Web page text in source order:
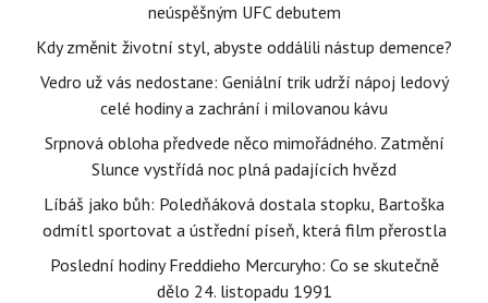
neúspěšným UFC debutem
Kdy změnit životní styl, abyste oddálili nástup demence?
Vedro už vás nedostane: Geniální trik udrží nápoj ledový
celé hodiny a zachrání i milovanou kávu
Srpnová obloha předvede něco mimořádného. Zatmění
Slunce vystřídá noc plná padajících hvězd
Líbáš jako bůh: Poledňáková dostala stopku, Bartoška
odmítl sportovat a ústřední píseň, která film přerostla
Poslední hodiny Freddieho Mercuryho: Co se skutečně
dělo 24. listopadu 1991